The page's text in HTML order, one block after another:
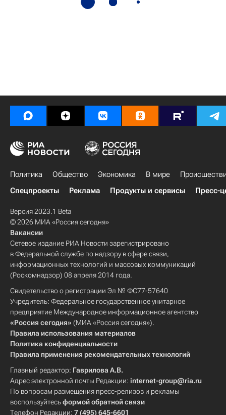
Политика Общество Экономика В мире
Спецпроекты
Реклама Продукты и сервисы Пресс-
Версия 2023.1 Beta
© 2026 МИА «Россия сегодня»
Вакансии
Сетевое издание РИА Новости зарегистрировано
в Федеральной службе по надзору в сфере связи,
информационных технологий и массовых коммуникаций
(Роскомнадзор) 08 апреля 2014 года.
Свидетельство о регистрации Эл № ФС77-57640
Учредитель: Федеральное государственное унитарное
предприятие Международное информационное агентство
«Россия сегодня» (МИА «Россия сегодня»).
Правила использования материалов
Политика конфиденциальности
Правила применения рекомендательных технологий
Главный редактор: Гаврилова А.В.
Адрес электронной почты Редакции: internet-group@ria.ru
По вопросам размещения пресс-релизов и рекламы
воспользуйтесьформой обратной связи
Телефон Редакции: 7 (495) 645-6601